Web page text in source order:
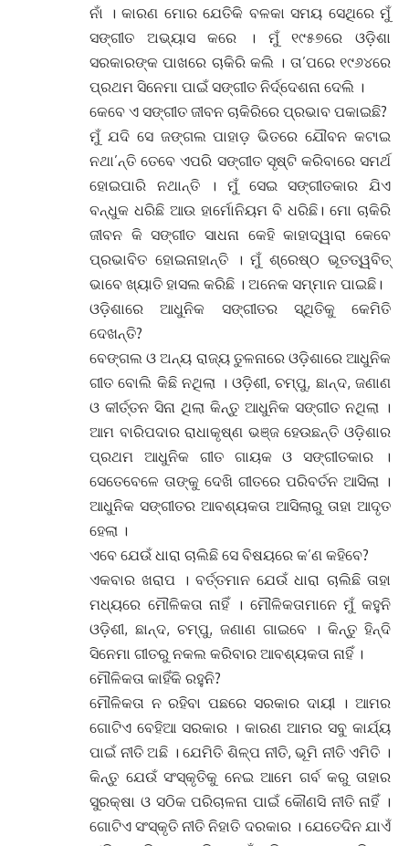
ନାଁ । କାରଣ ମୋର ଯେତିକି ବଳକା ସମୟ ସେଥିରେ ମୁଁ
ସଙ୍ଗୀତ ଅଭ୍ୟାସ କରେ । ମୁଁ ୧୯୫୭ରେ ଓଡ଼ିଶା
ସରକାରଙ୍କ ପାଖରେ ଚାକିରି କଲି । ତା’ପରେ ୧୯୬୪ରେ
ପ୍ରଥମ ସିନେମା ପାଇଁ ସଙ୍ଗୀତ ନିର୍ଦ୍ଦେଶନା ଦେଲି ।
କେବେ ଏ ସଙ୍ଗୀତ ଜୀବନ ଚାକିରିରେ ପ୍ରଭାବ ପକାଇଛି?
ମୁଁ ଯଦି ସେ ଜଙ୍ଗଲ ପାହାଡ଼ ଭିତରେ ଯୌବନ କଟାଇ
ନଥା’ନ୍ତି ତେବେ ଏପରି ସଙ୍ଗୀତ ସୃଷ୍ଟି କରିବାରେ ସମର୍ଥ
ହୋଇପାରି ନଥାନ୍ତି । ମୁଁ ସେଇ ସଙ୍ଗୀତକାର ଯିଏ
ବନ୍ଧୁକ ଧରିଛି ଆଉ ହାର୍ମୋନିୟମ ବି ଧରିଛି। ମୋ ଚାକିରି
ଜୀବନ କି ସଙ୍ଗୀତ ସାଧନା କେହି କାହାଦ୍ୱାରା କେବେ
ପ୍ରଭାବିତ ହୋଇନାହାନ୍ତି । ମୁଁ ଶ୍ରେଷ୍ଠ ଭୂତତ୍ୱବିତ୍
ଭାବେ ଖ୍ୟାତି ହାସଲ କରିଛି । ଅନେକ ସମ୍ମାନ ପାଇଛି।
ଓଡ଼ିଶାରେ ଆଧୁନିକ ସଙ୍ଗୀତର ସ୍ଥିତିକୁ କେମିତି
ଦେଖନ୍ତି?
ବେଙ୍ଗଲ ଓ ଅନ୍ୟ ରାଜ୍ୟ ତୁଳନାରେ ଓଡ଼ିଶାରେ ଆଧୁନିକ
ଗୀତ ବୋଲି କିଛି ନଥିଲା । ଓଡ଼ିଶୀ, ଚମ୍ପୁ, ଛାନ୍ଦ, ଜଣାଣ
ଓ କୀର୍ତ୍ତନ ସିନା ଥିଲା କିନ୍ତୁ ଆଧୁନିକ ସଙ୍ଗୀତ ନଥିଲା ।
ଆମ ବାରିପଦାର ରାଧାକୃଷ୍ଣ ଭଞ୍ଜ ହେଉଛନ୍ତି ଓଡ଼ିଶାର
ପ୍ରଥମ ଆଧୁନିକ ଗୀତ ଗାୟକ ଓ ସଙ୍ଗୀତକାର ।
ସେତେବେଳେ ତାଙ୍କୁ ଦେଖି ଗୀତରେ ପରିବର୍ତନ ଆସିଲା ।
ଆଧୁନିକ ସଙ୍ଗୀତର ଆବଶ୍ୟକତା ଆସିଲାରୁ ତାହା ଆଦୃତ
ହେଲା ।
ଏବେ ଯେଉଁ ଧାରା ଚାଲିଛି ସେ ବିଷୟରେ କ’ଣ କହିବେ?
ଏକବାର ଖରାପ । ବର୍ତ୍ତମାନ ଯେଉଁ ଧାରା ଚାଲିଛି ତାହା
ମଧ୍ୟରେ ମୌଳିକତା ନାହିଁ । ମୌଳିକତାମାନେ ମୁଁ କହୁନି
ଓଡ଼ିଶୀ, ଛାନ୍ଦ, ଚମ୍ପୁ, ଜଣାଣ ଗାଇବେ । କିନ୍ତୁ ହିନ୍ଦି
ସିନେମା ଗୀତରୁ ନକଲ କରିବାର ଆବଶ୍ୟକତା ନାହିଁ ।
ମୌଳିକତା କାହିଁକି ରହୁନି?
ମୌଳିକତା ନ ରହିବା ପଛରେ ସରକାର ଦାୟୀ । ଆମର
ଗୋଟିଏ ବେହିଆ ସରକାର । କାରଣ ଆମର ସବୁ କାର୍ଯ୍ୟ
ପାଇଁ ନୀତି ଅଛି । ଯେମିତି ଶିଳ୍ପ ନୀତି, ଭୂମି ନୀତି ଏମିତି ।
କିନ୍ତୁ ଯେଉଁ ସଂସ୍କୃତିକୁ ନେଇ ଆମେ ଗର୍ବ କରୁ ତାହାର
ସୁରକ୍ଷା ଓ ସଠିକ ପରିଚାଳନା ପାଇଁ କୌଣସି ନୀତି ନାହିଁ ।
ଗୋଟିଏ ସଂସ୍କୃତି ନୀତି ନିହାତି ଦରକାର । ଯେତେଦିନ ଯାଏଁ